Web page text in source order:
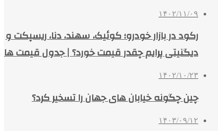
۱۴۰۲/۱۱/۰۹
رکود در بازار خودرو؛ کوئیک، سهند، دنا، ریسپکت و
دیگنیتی پرایم چقدر قیمت خورد؟ | جدول قیمت ها
۱۴۰۲/۱۰/۲۳
چین چگونه خیابان‌ های جهان را تسخیر کرد؟
۱۴۰۳/۰۹/۱۲